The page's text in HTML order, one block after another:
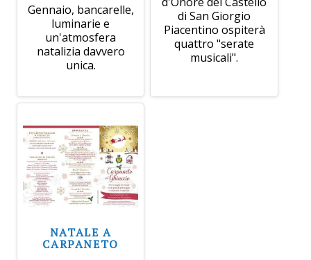
Gennaio, bancarelle,
luminarie e
un'atmosfera
natalizia davvero
unica.
di San Giorgio
Piacentino ospiterà
quattro "serate
musicali".
NATALE A
CARPANETO